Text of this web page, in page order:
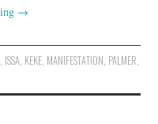
→
, ISSA, KEKE, MANIFESTATION, PALMER,